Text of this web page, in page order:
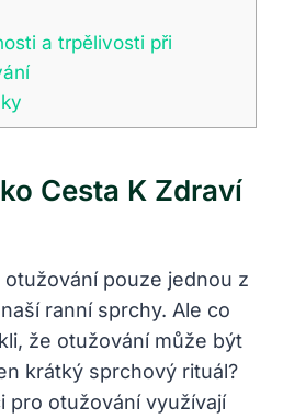
a trpělivosti při
Cesta K Zdraví
pouze jednou z
ranní sprchy. Ale co
že otužování může být
krátký sprchový rituál?
pro otužování využívají